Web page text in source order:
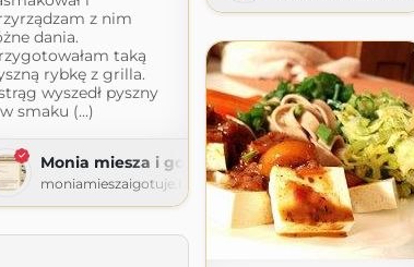
z nim
dania.
taką
rybkę z grilla.
wyszedł pyszny
smaku (...)
Monia miesza i gotuje
moniamieszaigotuje.blogspot.com